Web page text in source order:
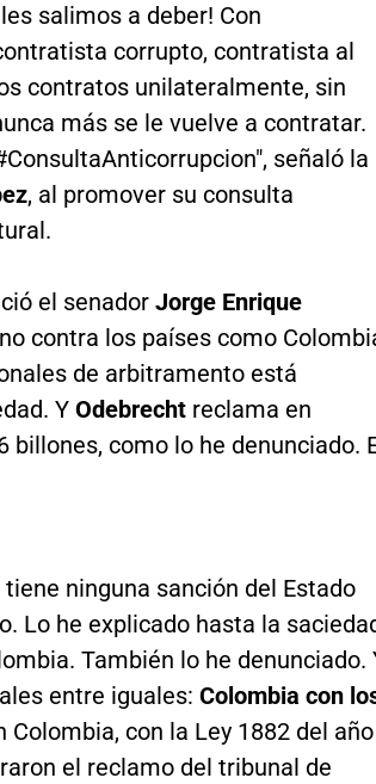
salimos a deber! Con
corrupto, contratista al
contratos unilateralmente, sin
más se le vuelve a contratar.
señaló la
, al promover su consulta
el senadorJorge Enrique
contra los países como
de arbitramento está
Y Odebrechtreclama en
billones, como lo he denunciado.
ninguna sanción del Estado
Lo he explicado hasta la
También lo he denunciado.
entre iguales: Colombia con
Colombia, con la Ley 1882 del año
el reclamo del tribunal de